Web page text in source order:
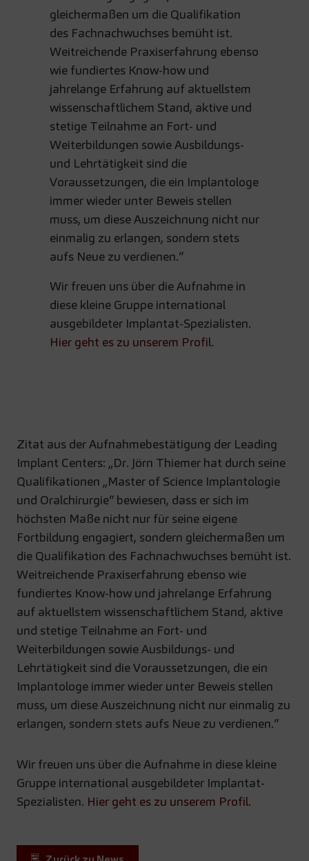
gleichermaßen um die Qualifikation
des Fachnachwuchses bemüht ist.
Weitreichende Praxiserfahrung ebenso
wie fundiertes Know-how und
jahrelange Erfahrung auf aktuellstem
wissenschaftlichem Stand, aktive und
stetige Teilnahme an Fort- und
Weiterbildungen sowie Ausbildungs-
und Lehrtätigkeit sind die
Voraussetzungen, die ein Implantologe
immer wieder unter Beweis stellen
muss, um diese Auszeichnung nicht nur
einmalig zu erlangen, sondern stets
aufs Neue zu verdienen.“
Wir freuen uns über die Aufnahme in
diese kleine Gruppe international
ausgebildeter Implantat-Spezialisten.
Hier geht es zu unserem Profil.
Zitat aus der Aufnahmebestätigung der Leading
Implant Centers: „Dr. Jörn Thiemer hat durch seine
Qualifikationen „Master of Science Implantologie
und Oralchirurgie“ bewiesen, dass er sich im
höchsten Maße nicht nur für seine eigene
Fortbildung engagiert, sondern gleichermaßen um
die Qualifikation des Fachnachwuchses bemüht ist.
Weitreichende Praxiserfahrung ebenso wie
fundiertes Know-how und jahrelange Erfahrung
auf aktuellstem wissenschaftlichem Stand, aktive
und stetige Teilnahme an Fort- und
Weiterbildungen sowie Ausbildungs- und
Lehrtätigkeit sind die Voraussetzungen, die ein
Implantologe immer wieder unter Beweis stellen
muss, um diese Auszeichnung nicht nur einmalig zu
erlangen, sondern stets aufs Neue zu verdienen.“
Wir freuen uns über die Aufnahme in diese kleine
Gruppe international ausgebildeter Implantat-
Spezialisten. Hier geht es zu unserem Profil.